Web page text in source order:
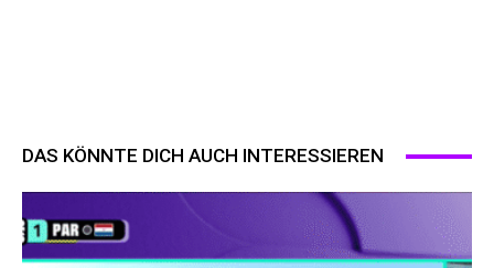
DAS KÖNNTE DICH AUCH INTERESSIEREN